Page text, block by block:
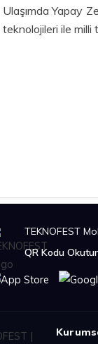
Ulaşımda Yapay
teknolojileri ile milli
TEKNOFEST
QR Kodu